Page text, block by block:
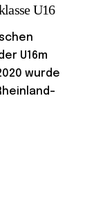
U16
U16m
wurde